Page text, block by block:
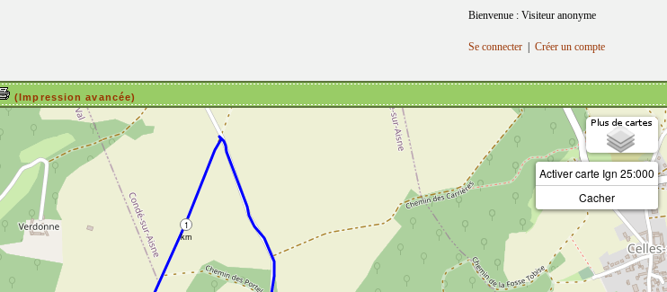
Bienvenue : Visiteur anonyme
Se connecter Créer un compte
(Impression avancée)
1
km
Activer carte Ign 25:000
Cacher